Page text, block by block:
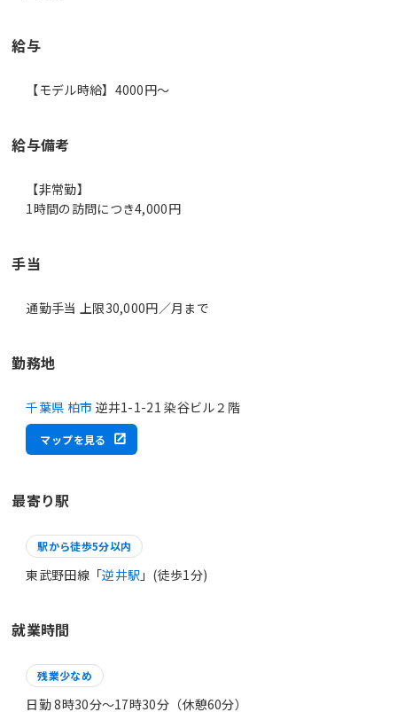
給与
【モデル時給】4000円〜
給与備考
【非常勤】
1時間の訪問につき4,000円
手当
通勤手当 上限30,000円／月まで
勤務地
千葉県 柏市 逆井1-1-21 染谷ビル２階
マップを見る
最寄り駅
駅から徒歩5分以内
東武野田線「逆井駅 」(徒歩1分)
就業時間
残業少なめ
日勤 8時30分〜17時30分（休憩60分）